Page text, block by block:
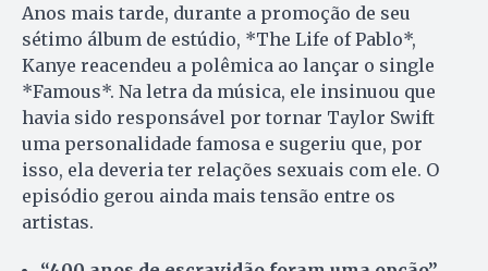
Anos mais tarde, durante a promoção de seu
sétimo álbum de estúdio, *The Life of Pablo*,
Kanye reacendeu a polêmica ao lançar o single
*Famous*. Na letra da música, ele insinuou que
havia sido responsável por tornar Taylor Swift
uma personalidade famosa e sugeriu que, por
isso, ela deveria ter relações sexuais com ele. O
episódio gerou ainda mais tensão entre os
artistas.